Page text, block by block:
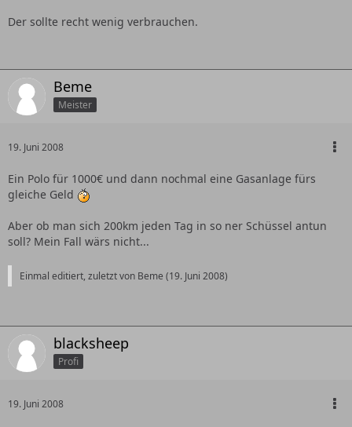
Der sollte recht wenig verbrauchen.
Beme
Meister
19. Juni 2008
Ein Polo für 1000€ und dann nochmal eine Gasanlage fürs
gleiche Geld
Aber ob man sich 200km jeden Tag in so ner Schüssel antun
soll? Mein Fall wärs nicht...
Einmal editiert, zuletzt von Beme (19. Juni 2008)
blacksheep
Profi
19. Juni 2008